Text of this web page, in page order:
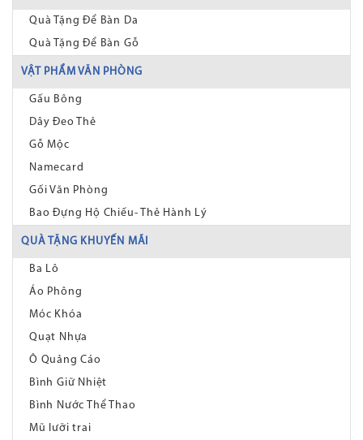
Quà Tặng Để Bàn Da
Quà Tặng Để Bàn Gỗ
VẬT PHẨM VĂN PHÒNG
Gấu Bông
Dây Đeo Thẻ
Gỗ Mộc
Namecard
Gối Văn Phòng
Bao Đựng Hộ Chiếu- Thẻ Hành Lý
QUÀ TẶNG KHUYẾN MÃI
Ba Lô
Áo Phông
Móc Khóa
Quạt Nhựa
Ô Quảng Cáo
Bình Giữ Nhiệt
Bình Nước Thể Thao
Mũ lưỡi trai